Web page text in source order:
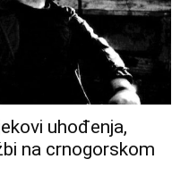
uhođenja,
na crnogorskom